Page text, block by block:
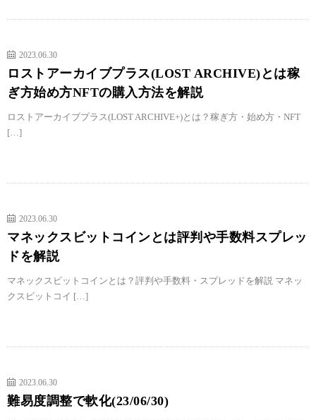
2023.06.30
ロストアーカイブプラス(LOST ARCHIVE)とは稼
ぎ方始め方NFTの購入方法を解説
ロストアーカイブプラス(LOST ARCHIVE+)とは？稼ぎ方・始め方・NFT
[…]
2023.06.30
マネックスビットコインとは評判や手数料スプレッ
ドを解説
マネックスビットコインとは？評判や手数料・スプレッドを解説 マネッ
クスビットコイ […]
2023.06.30
難易度調整で軟化(23/06/30)